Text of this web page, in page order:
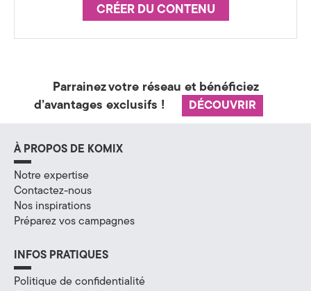
é
g
e
&
D
i
t
a
CRÉER DU CONTENU
Parrainez votre réseau et bénéficiez
d’avantages exclusifs !
DÉCOUVRIR
À PROPOS DE KOMIX
Notre expertise
Contactez-nous
Nos inspirations
Préparez vos campagnes
INFOS PRATIQUES
Politique de confidentialité